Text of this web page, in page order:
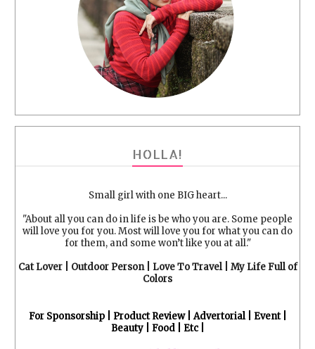
HOLLA!
Small girl with one BIG heart...
"About all you can do in life is be who you are. Some people
will love you for you. Most will love you for what you can do
for them, and some won’t like you at all."
Cat Lover | Outdoor Person | Love To Travel | My Life Full of
Colors
For Sponsorship | Product Review | Advertorial | Event |
Beauty | Food | Etc |